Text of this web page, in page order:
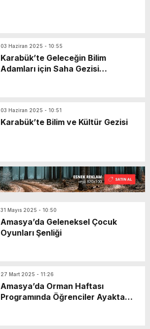
03 Haziran 2025 - 10:55
Karabük’te Geleceğin Bilim
Adamları için Saha Gezisi
03 Haziran 2025 - 10:51
Karabük’te Bilim ve Kültür Gezisi
31 Mayıs 2025 - 10:50
Amasya’da Geleneksel Çocuk
Oyunları Şenliği
27 Mart 2025 - 11:26
Amasya’da Orman Haftası
Programında Öğrenciler Ayakta